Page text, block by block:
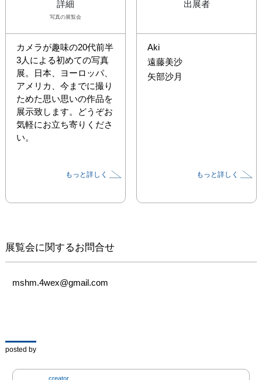
詳細
写真の展覧会
カメラが趣味の20代前半
3人による初めての写真
展。日本、ヨーロッパ、
アメリカ、今までに撮り
ためた思い思いの作品を
展示致します。どうぞお
気軽にお立ち寄りくださ
い。
もっと詳しく
出展者
Aki
遠藤美沙
矢部沙月
もっと詳しく
展覧会に関するお問合せ
mshm.4wex@gmail.com
posted by
creator